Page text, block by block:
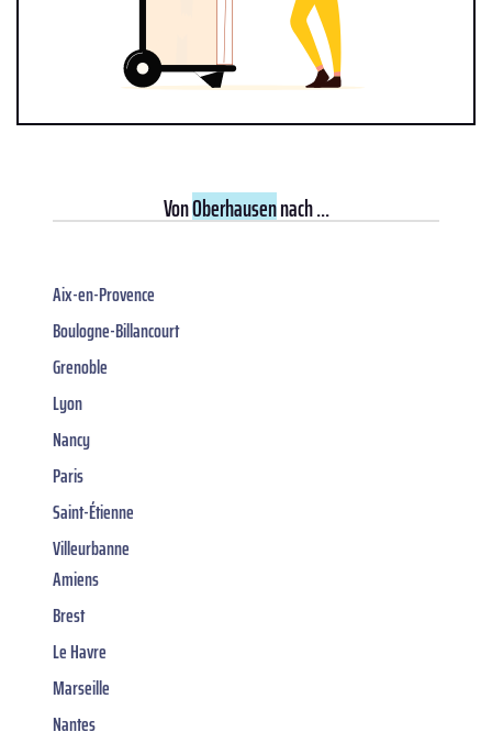
VonOberhausennach ...
Aix-en-Provence
Boulogne-Billancourt
Grenoble
Lyon
Nancy
Paris
Saint-Étienne
Villeurbanne
Amiens
Brest
Le Havre
Marseille
Nantes